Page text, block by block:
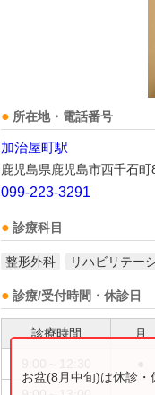
所在地・電話番号
加治屋町駅
鹿児島県鹿児島市西千石町
099-223-3291
診療科目
整形外科 リハビリテー
診療/受付時間・休診日
診療時間 月
お盆(8月中旬)は休診・